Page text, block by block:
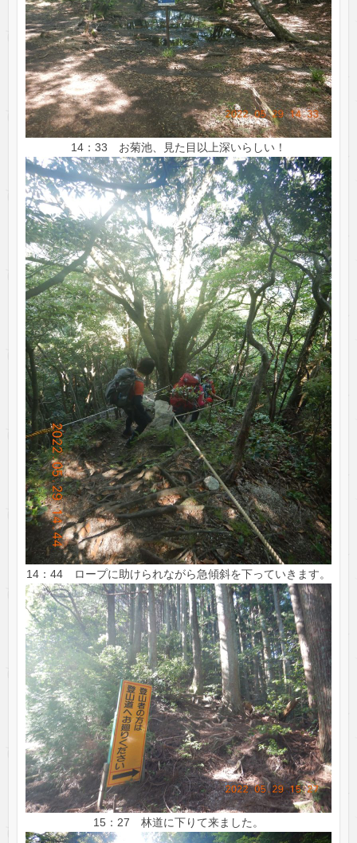
14：33 お菊池、見た目以上深いらしい！
14：44 ロープに助けられながら急傾斜を下っていきます。
15：27 林道に下りて来ました。